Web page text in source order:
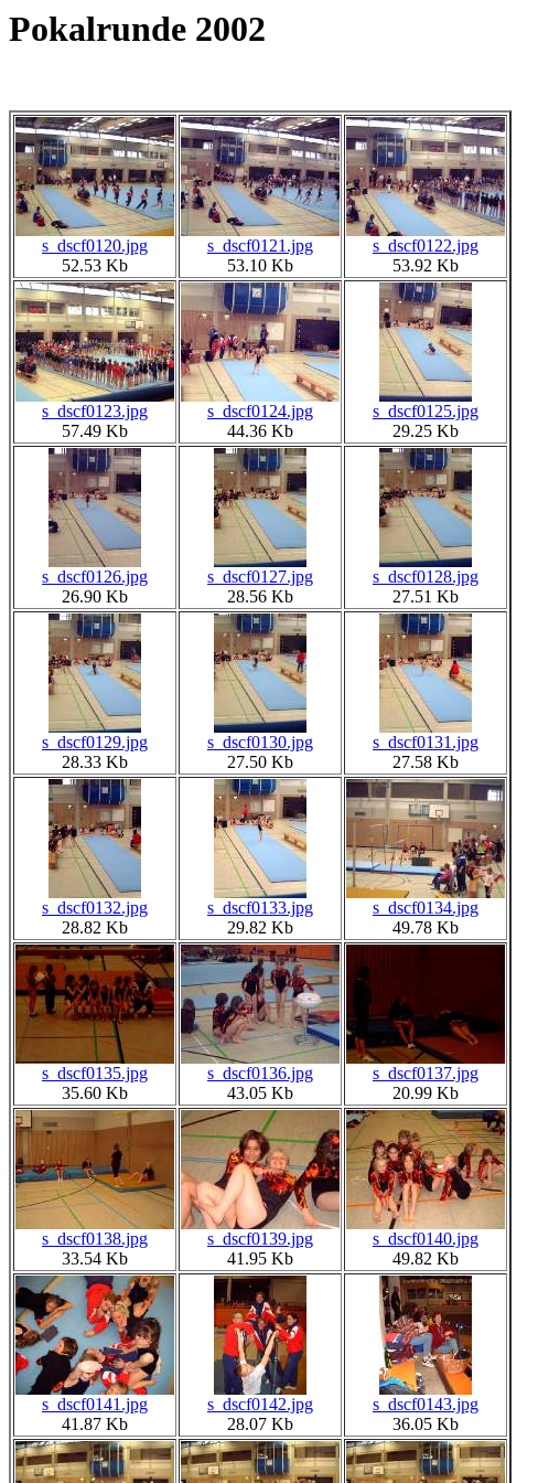
Pokalrunde 2002
s_dscf0120.jpg
52.53 Kb
s_dscf0121.jpg
53.10 Kb
s_dscf0122.jpg
53.92 Kb
s_dscf0123.jpg
57.49 Kb
s_dscf0124.jpg
44.36 Kb
s_dscf0125.jpg
29.25 Kb
s_dscf0126.jpg
26.90 Kb
s_dscf0127.jpg
28.56 Kb
s_dscf0128.jpg
27.51 Kb
s_dscf0129.jpg
28.33 Kb
s_dscf0130.jpg
27.50 Kb
s_dscf0131.jpg
27.58 Kb
s_dscf0132.jpg
28.82 Kb
s_dscf0133.jpg
29.82 Kb
s_dscf0134.jpg
49.78 Kb
s_dscf0135.jpg
35.60 Kb
s_dscf0136.jpg
43.05 Kb
s_dscf0137.jpg
20.99 Kb
s_dscf0138.jpg
33.54 Kb
s_dscf0139.jpg
41.95 Kb
s_dscf0140.jpg
49.82 Kb
s_dscf0141.jpg
41.87 Kb
s_dscf0142.jpg
28.07 Kb
s_dscf0143.jpg
36.05 Kb